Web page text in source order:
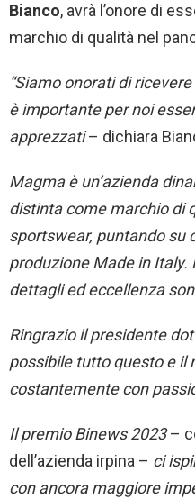
Bianco, avrà l’onore di
marchio di qualità nel
“Siamo onorati di
è importante per noi
apprezzati– dichiara
Magma è un’azienda
distinta come marchio di
sportswear, puntando su
produzione Made in Italy.
dettagli ed eccellenza
Ringrazio il presidente
possibile tutto questo e il
costantemente con
Il premio Binews 2023–
dell’azienda irpina – ci
con ancora maggiore